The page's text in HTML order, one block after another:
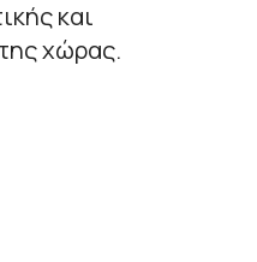
και
χώρας.